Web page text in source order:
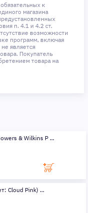
к
магазина
п. 4.1 и 4.2 ст.
возможности
программ, включая
является
Покупатель
товара на
& Wilkins P ...
Cloud Pink) ...